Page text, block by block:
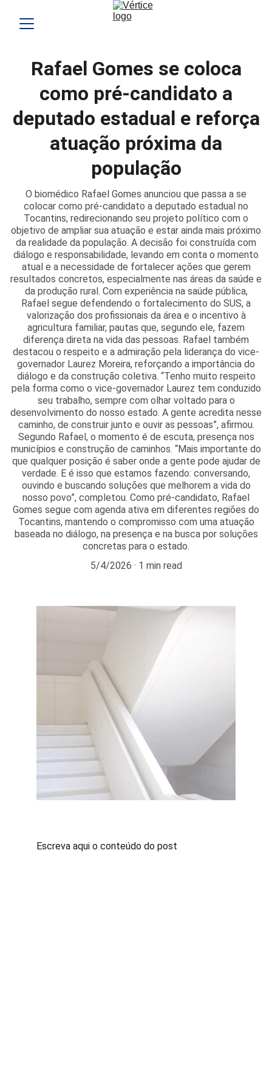
Rafael Gomes se coloca
como pré-candidato a
deputado estadual e reforça
atuação próxima da
população
O biomédico Rafael Gomes anunciou que passa a se
colocar como pré-candidato a deputado estadual no
Tocantins, redirecionando seu projeto político com o
objetivo de ampliar sua atuação e estar ainda mais próximo
da realidade da população. A decisão foi construída com
diálogo e responsabilidade, levando em conta o momento
atual e a necessidade de fortalecer ações que gerem
resultados concretos, especialmente nas áreas da saúde e
da produção rural. Com experiência na saúde pública,
Rafael segue defendendo o fortalecimento do SUS, a
valorização dos profissionais da área e o incentivo à
agricultura familiar, pautas que, segundo ele, fazem
diferença direta na vida das pessoas. Rafael também
destacou o respeito e a admiração pela liderança do vice-
governador Laurez Moreira, reforçando a importância do
diálogo e da construção coletiva. “Tenho muito respeito
pela forma como o vice-governador Laurez tem conduzido
seu trabalho, sempre com olhar voltado para o
desenvolvimento do nosso estado. A gente acredita nesse
caminho, de construir junto e ouvir as pessoas”, afirmou.
Segundo Rafael, o momento é de escuta, presença nos
municípios e construção de caminhos. “Mais importante do
que qualquer posição é saber onde a gente pode ajudar de
verdade. E é isso que estamos fazendo: conversando,
ouvindo e buscando soluções que melhorem a vida do
nosso povo”, completou. Como pré-candidato, Rafael
Gomes segue com agenda ativa em diferentes regiões do
Tocantins, mantendo o compromisso com uma atuação
baseada no diálogo, na presença e na busca por soluções
concretas para o estado.
5/4/2026
1 min read
Escreva aqui o conteúdo do post